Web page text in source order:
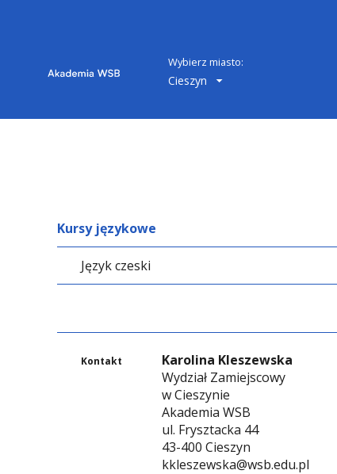
Wybierz miasto:
Cieszyn
Kursy językowe
Język czeski
Kontakt
Karolina Kleszewska
Wydział Zamiejscowy
w Cieszynie
Akademia WSB
ul. Frysztacka 44
43-400 Cieszyn
kkleszewska@wsb.edu.pl